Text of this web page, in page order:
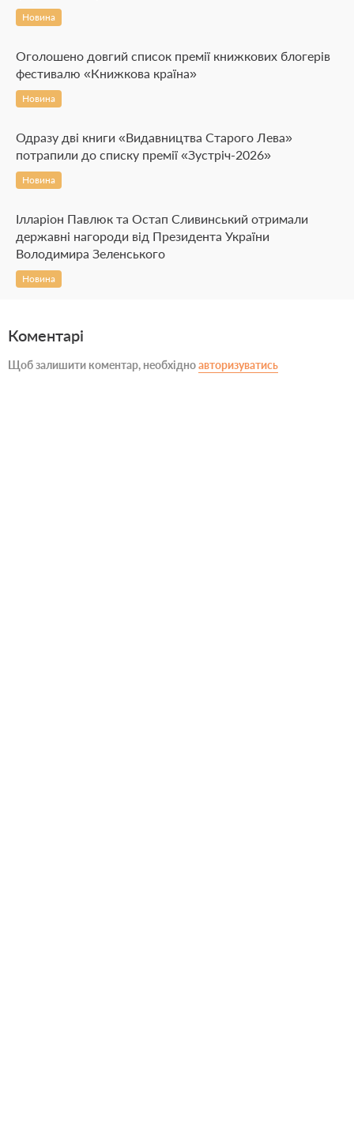
Новина
Оголошено довгий список премії книжкових блогерів
фестивалю «Книжкова країна»
Новина
Одразу дві книги «Видавництва Старого Лева»
потрапили до списку премії «Зустріч-2026»
Новина
Ілларіон Павлюк та Остап Сливинський отримали
державні нагороди від Президента України
Володимира Зеленського
Новина
Коментарі
Щоб залишити коментар, необхідноавторизуватись